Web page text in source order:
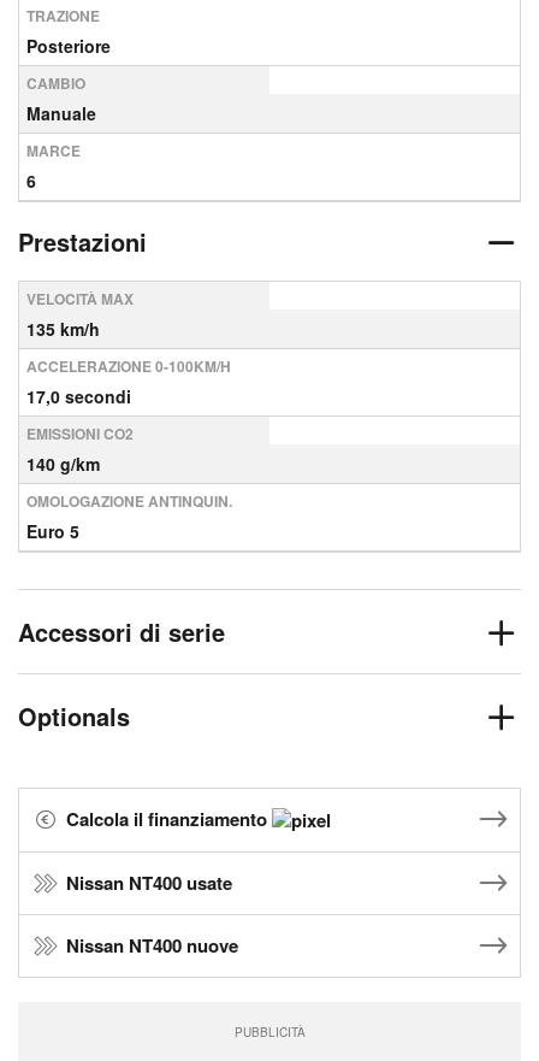
TRAZIONE
Posteriore
CAMBIO
Manuale
MARCE
6
Prestazioni
VELOCITÀ MAX
135 km/h
ACCELERAZIONE 0-100KM/H
17,0 secondi
EMISSIONI CO2
140 g/km
OMOLOGAZIONE ANTINQUIN.
Euro 5
Accessori di serie
Optionals
Calcola il finanziamento
Nissan NT400 usate
Nissan NT400 nuove
PUBBLICITÀ